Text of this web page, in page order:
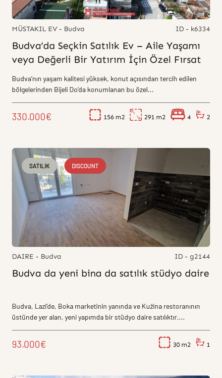
MÜSTAKIL EV - Budva ID - k6334
Budva’da Seçkin Satılık Ev – Aile Yaşamı
veya Değerli Bir Yatırım İçin Özel Fırsat
Budva’nın yaşam kalitesi yüksek, konut açısından tercih edilen
bölgelerinden Bijeli Do’da konumlanan bu özel...
330.000€ 156 291 4 2
SATILIK DISCOUNT
DAIRE - Budva ID - g2144
Budva da yeni bina da satılık stüdyo daire
Budva, Lazi'de, Boka marketinin yanında ve Kužina restoranının
üstünde yer alan, yeni yapımda bir stüdyo daire satılıktır....
93.000€ 30 1